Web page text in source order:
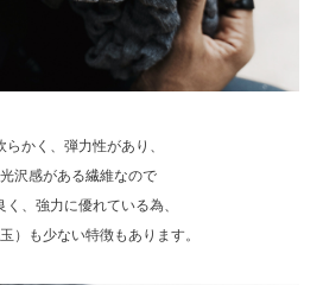
らかく、弾力性があり、
沢感がある繊維なので
く、強力に優れている為、
）も少ない特徴もあります。